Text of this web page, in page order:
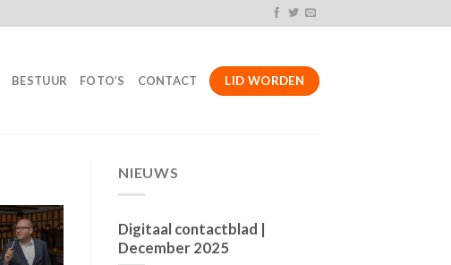
BESTUUR FOTO’S CONTACT LID WORDEN
NIEUWS
Digitaal contactblad |
December 2025